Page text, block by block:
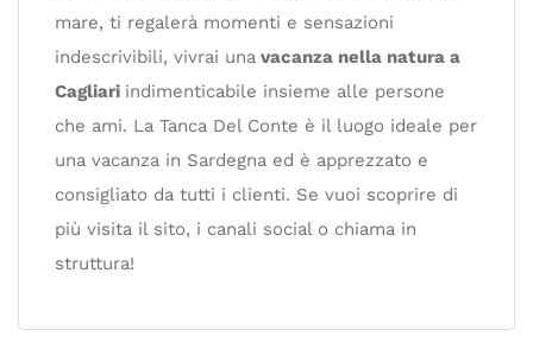
mare, ti regalerà momenti e sensazioni
indescrivibili, vivrai una vacanza nella natura a
Cagliari indimenticabile insieme alle persone
che ami. La Tanca Del Conte è il luogo ideale per
una vacanza in Sardegna ed è apprezzato e
consigliato da tutti i clienti. Se vuoi scoprire di
più visita il sito, i canali social o chiama in
struttura!